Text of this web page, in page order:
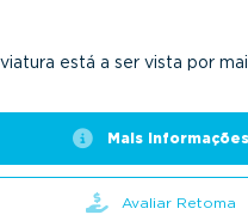
está a ser vista por
Mais informações
Avaliar Retoma